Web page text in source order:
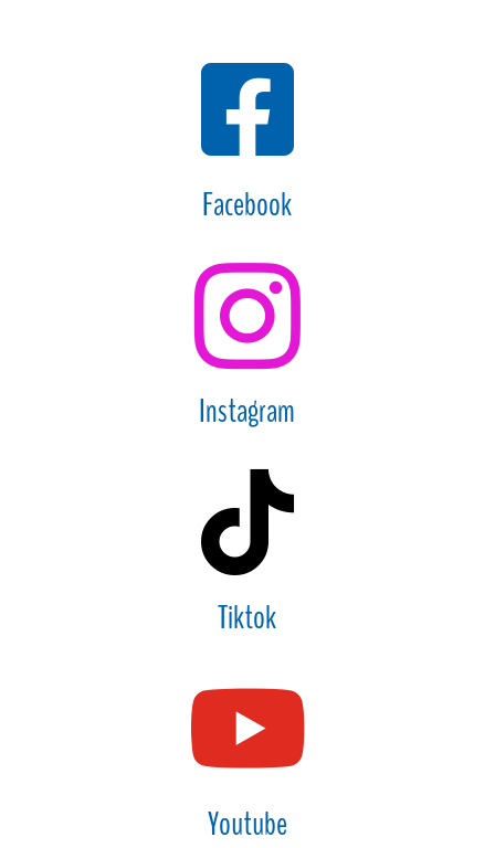

Facebook

Instagram

Tiktok

Youtube